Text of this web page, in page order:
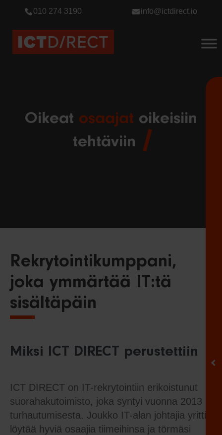
010 274 3190 info@ictdirect.io
Oikeat osaajat oikeisiin
tehtäviin
Rekrytointikumppani,
joka ymmärtää IT:tä
sisältäpäin
Miksi ICT DIRECT perustettiin
ICT DIRECT on IT-rekrytointiin erikoistunut
suorahakutoimisto, joka syntyi vuonna 2013
turhautumisesta. Joukko IT-alan johtajia yritti
löytää hyviä osaajia tiimeihinsa ja törmäsi